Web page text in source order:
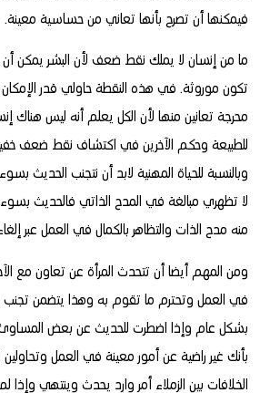
فيمكنها أن تصرح بأنها تعاني من حساسية معينة.
ما من إنسان لا يملك نقط ضعف لأن البشر يمكن
تكون موروثة. في هذه النقطة حاولي قدر
محرجة تعانين منها لأن الكل يعلم أنه ليس هناك
للطبيعة وحكم الآخرين في اكتشاف نقط ضعف
وبالنسبة للحياة المهنية لابد أن نتجنب الحديث
لا تظهري مبالغة في المدح الذاتي فالحديث بسوء
منه مدح الذات والتظاهر بالكمال في العمل عبر
ومن المهم أيضا أن تتحدث المرأة عن تعاون مع
في العمل وتحترم ما تقوم به وهذا يتضمن
بشكل عام وإذا اضطرت للحديث عن بعض
بأنك غير راضية عن أمور معينة في العمل
الخلافات بين الزملاء أمر وارد يحدث وينتهي وإذا